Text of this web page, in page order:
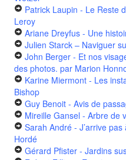
Patrick Laupin - Le Reste
Leroy
Ariane Dreyfus - Une
Julien Starck – Naviguer
John Berger - Et nos
des photos. par Marion
Karine Miermont - Les
Bishop
Guy Benoit - Avis de
Mireille Gansel - Arbre de
Sarah André - J’arrive
Hordé
Gérard Pfister - Jardins